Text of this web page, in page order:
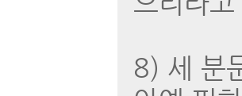
8) 세 분